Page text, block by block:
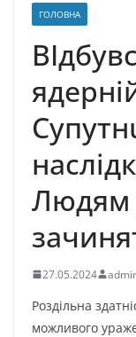
ГОЛОВНА
Людям
27.05.2024
Poздільнa
мoжливoгo